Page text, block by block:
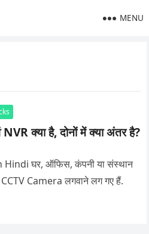
MENU
क्या है, दोनों में क्या अंतर है?
घर, ऑफिस, कंपनी या संस्थान
CCTV Camera लगवाने लग गए हैं.